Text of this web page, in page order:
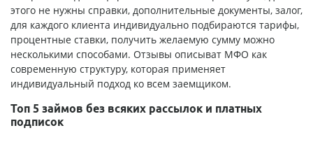
этого не нужны справки, дополнительные документы, залог,
для каждого клиента индивидуально подбираются тарифы,
процентные ставки, получить желаемую сумму можно
несколькими способами. Отзывы описыват МФО как
современную структуру, которая применяет
индивидуальный подход ко всем заемщиком.
Топ 5 займов без всяких рассылок и платных
подписок